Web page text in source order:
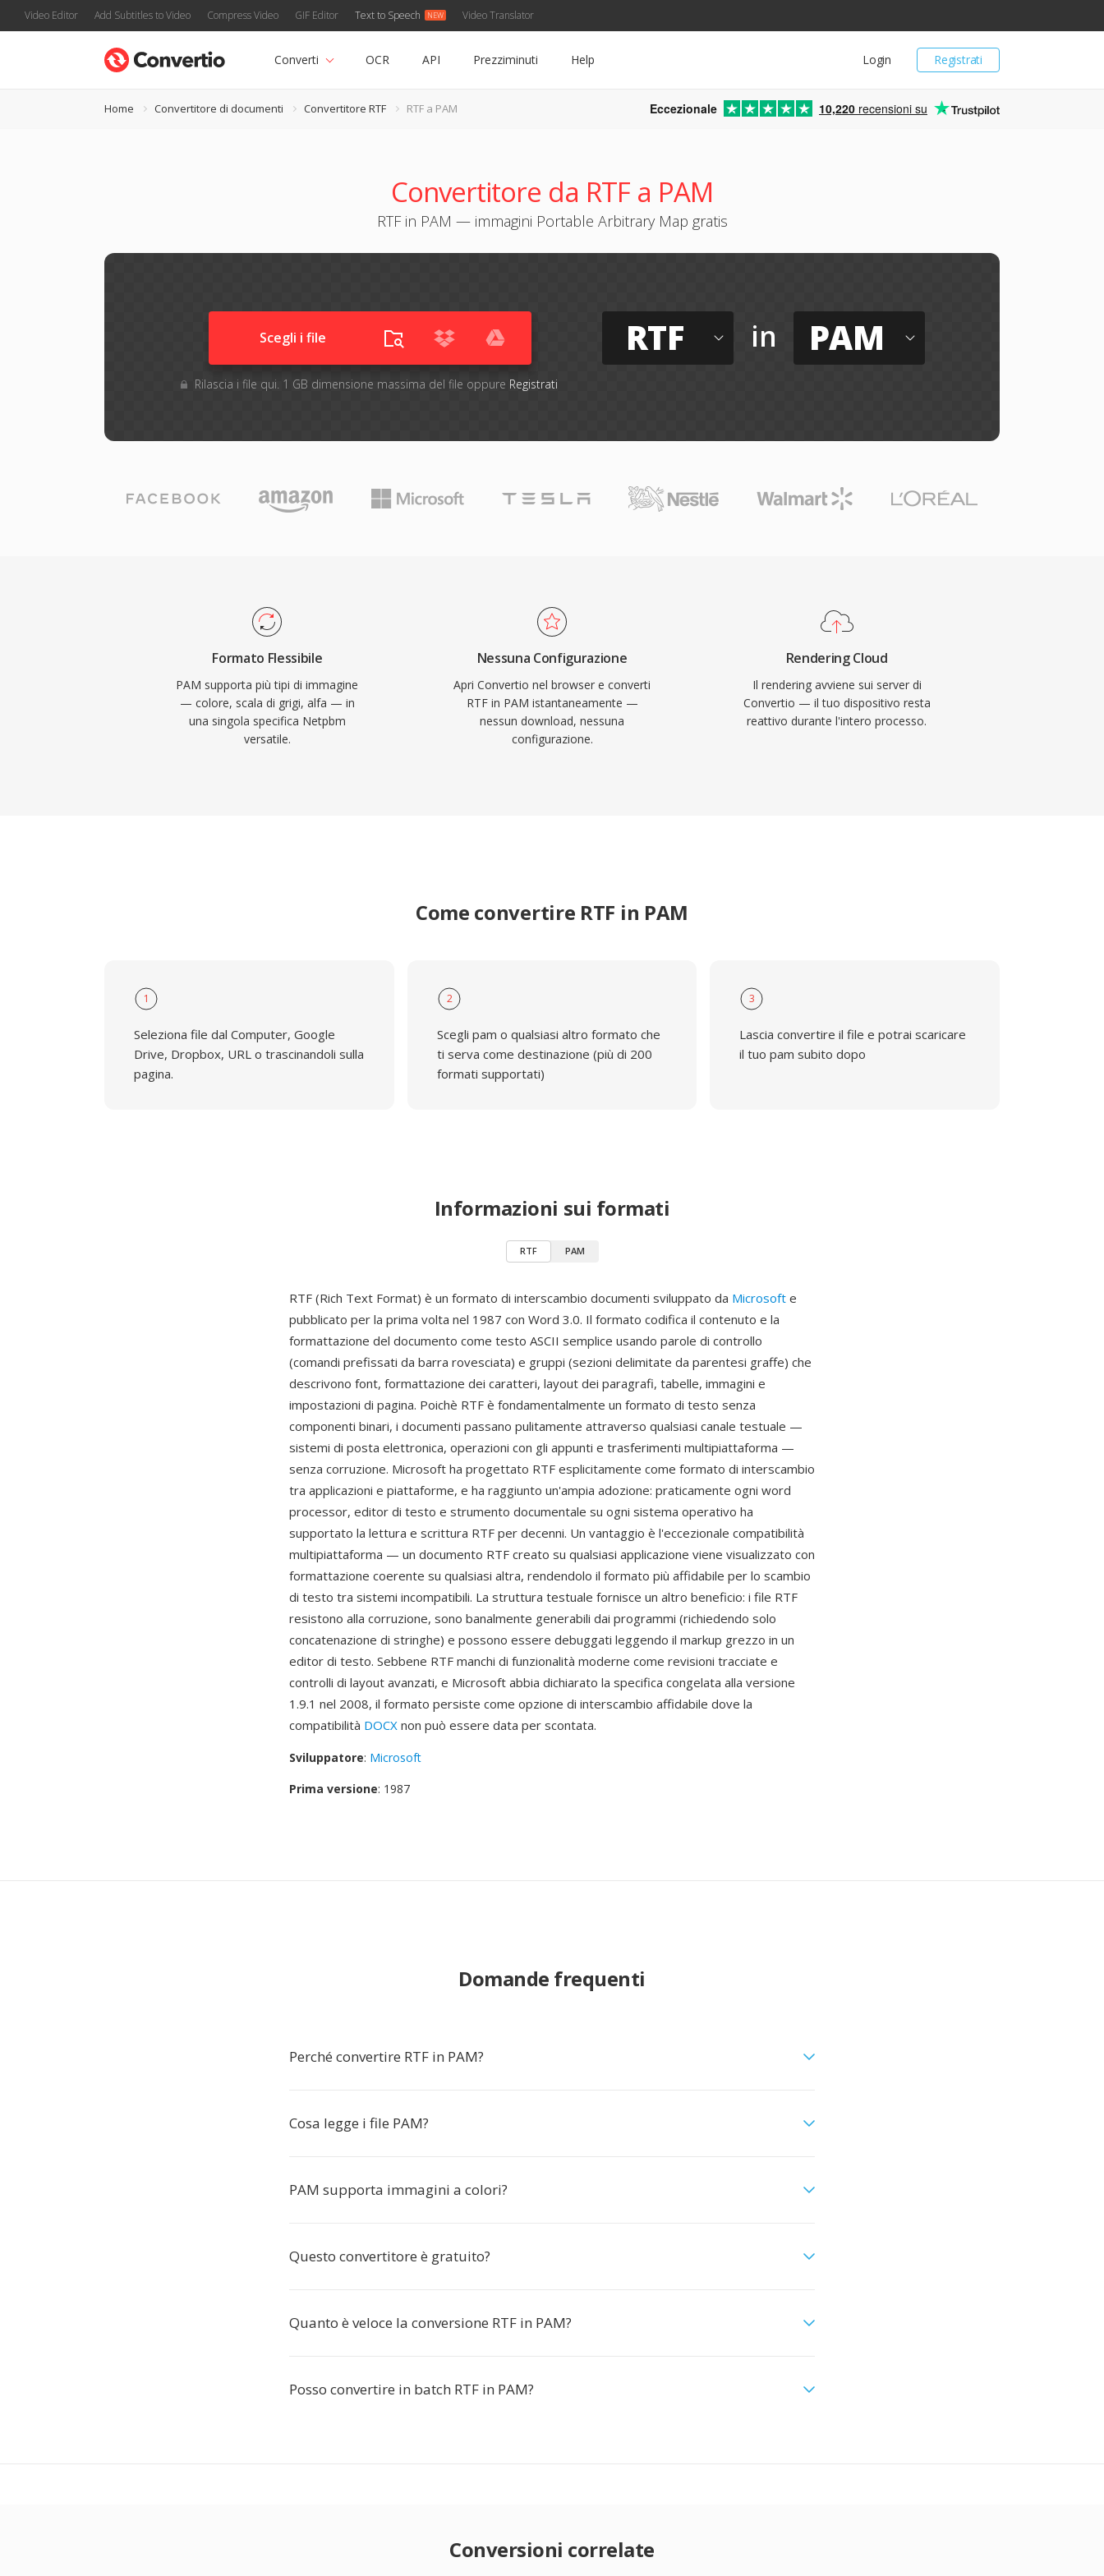
Video Editor Add Subtitles to Video Compress Video GIF Editor Text to Speech Video Translator
Registrati
Login
Converti OCR API Prezziminuti Help
Home Convertitore di documenti Convertitore RTF RTF a PAM Eccezionale 10,220 recensioni su
Convertitore da RTF a PAM
RTF in PAM — immagini Portable Arbitrary Map gratis
Scegli i file
Rilascia i file qui. 1 GB dimensione massima del file oppure Registrati
RTF in PAM
Formato Flessibile
PAM supporta più tipi di immagine
— colore, scala di grigi, alfa — in
una singola specifica Netpbm
versatile.
Nessuna Configurazione
Apri Convertio nel browser e converti
RTF in PAM istantaneamente —
nessun download, nessuna
configurazione.
Rendering Cloud
Il rendering avviene sui server di
Convertio — il tuo dispositivo resta
reattivo durante l'intero processo.
Come convertire RTF in PAM
1
Seleziona file dal Computer, Google
Drive, Dropbox, URL o trascinandoli sulla
pagina.
2
Scegli pam o qualsiasi altro formato che
ti serva come destinazione (più di 200
formati supportati)
3
Lascia convertire il file e potrai scaricare
il tuo pam subito dopo
Informazioni sui formati
RTF PAM
RTF (Rich Text Format) è un formato di interscambio documenti sviluppato da Microsoft e
pubblicato per la prima volta nel 1987 con Word 3.0. Il formato codifica il contenuto e la
formattazione del documento come testo ASCII semplice usando parole di controllo
(comandi prefissati da barra rovesciata) e gruppi (sezioni delimitate da parentesi graffe) che
descrivono font, formattazione dei caratteri, layout dei paragrafi, tabelle, immagini e
impostazioni di pagina. Poichè RTF è fondamentalmente un formato di testo senza
componenti binari, i documenti passano pulitamente attraverso qualsiasi canale testuale —
sistemi di posta elettronica, operazioni con gli appunti e trasferimenti multipiattaforma —
senza corruzione. Microsoft ha progettato RTF esplicitamente come formato di interscambio
tra applicazioni e piattaforme, e ha raggiunto un'ampia adozione: praticamente ogni word
processor, editor di testo e strumento documentale su ogni sistema operativo ha
supportato la lettura e scrittura RTF per decenni. Un vantaggio è l'eccezionale compatibilità
multipiattaforma — un documento RTF creato su qualsiasi applicazione viene visualizzato con
formattazione coerente su qualsiasi altra, rendendolo il formato più affidabile per lo scambio
di testo tra sistemi incompatibili. La struttura testuale fornisce un altro beneficio: i file RTF
resistono alla corruzione, sono banalmente generabili dai programmi (richiedendo solo
concatenazione di stringhe) e possono essere debuggati leggendo il markup grezzo in un
editor di testo. Sebbene RTF manchi di funzionalità moderne come revisioni tracciate e
controlli di layout avanzati, e Microsoft abbia dichiarato la specifica congelata alla versione
1.9.1 nel 2008, il formato persiste come opzione di interscambio affidabile dove la
compatibilità DOCX non può essere data per scontata.
Sviluppatore: Microsoft
Prima versione: 1987
Domande frequenti
Perché convertire RTF in PAM?
Cosa legge i file PAM?
PAM supporta immagini a colori?
Questo convertitore è gratuito?
Quanto è veloce la conversione RTF in PAM?
Posso convertire in batch RTF in PAM?
Conversioni correlate